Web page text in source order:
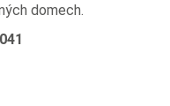
domech.